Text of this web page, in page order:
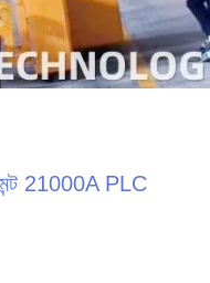
21000A PLC